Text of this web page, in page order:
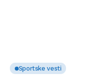
Sportske vesti